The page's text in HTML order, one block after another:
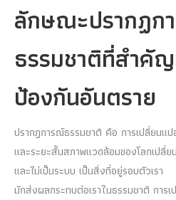
ลักษณะปรากฏก
ธรรมชาติที่สำคั
ป้องกันอันตราย
ปรากฏการณ์ธรรมชาติ คือ การเปลี่ยนแ
และระยะสั้นสภาพแวดล้อมของโลกเปลี่ย
และไม่เป็นระบบ เป็นสิ่งที่อยู่รอบตัวเรา
มักส่งผลกระทบต่อเราในธรรมชาติ การ